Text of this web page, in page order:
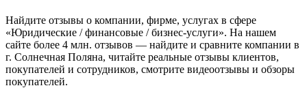
Найдите отзывы о компании, фирме, услугах в сфере
«Юридические / финансовые / бизнес-услуги». На нашем
сайте более 4 млн. отзывов — найдите и сравните компании в
г. Солнечная Поляна, читайте реальные отзывы клиентов,
покупателей и сотрудников, смотрите видеоотзывы и обзоры
покупателей.